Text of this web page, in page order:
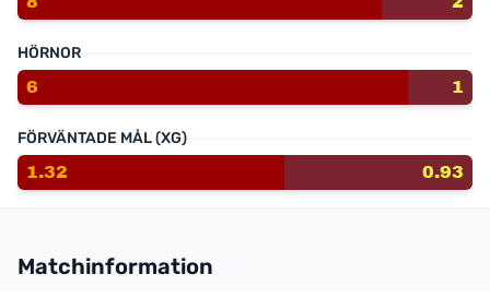
HÖRNOR
6
1
FÖRVÄNTADE MÅL (XG)
1.32
0.93
Matchinformation